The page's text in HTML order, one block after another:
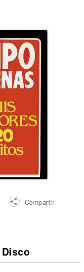
Compartir